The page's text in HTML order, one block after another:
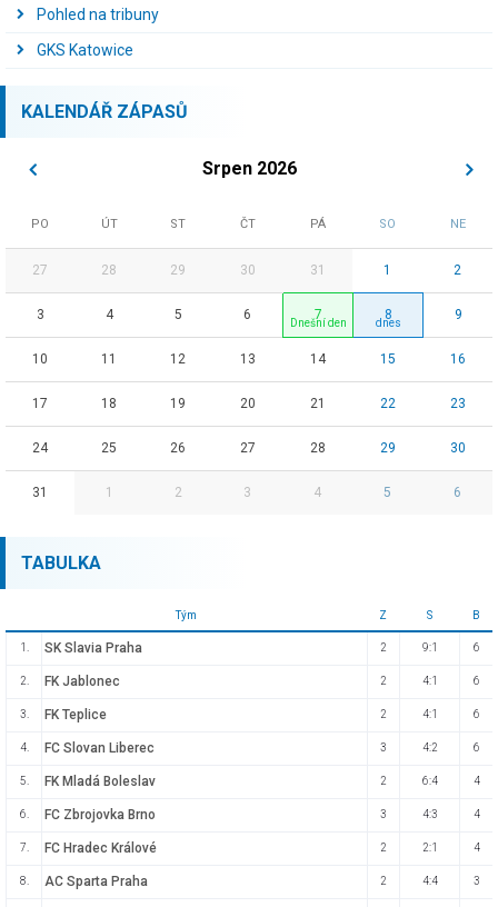
Pohled na tribuny
GKS Katowice
KALENDÁŘ ZÁPASŮ
Srpen 2026
PO ÚT ST ČT PÁ SO NE
27 28 29 30 31 1 2
3 4 5 6 7 8 9
10 11 12 13 14 15 16
17 18 19 20 21 22 23
24 25 26 27 28 29 30
31 1 2 3 4 5 6
TABULKA
Tým Z S B
1. SK Slavia Praha 2 9:1 6
2. FK Jablonec 2 4:1 6
3. FK Teplice 2 4:1 6
4. FC Slovan Liberec 3 4:2 6
5. FK Mladá Boleslav 2 6:4 4
6. FC Zbrojovka Brno 3 4:3 4
7. FC Hradec Králové 2 2:1 4
8. AC Sparta Praha 2 4:4 3